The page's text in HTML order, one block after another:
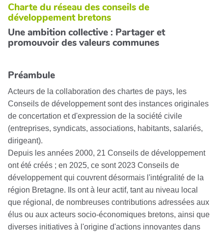
Charte du réseau des conseils de
développement bretons
Une ambition collective : Partager et
promouvoir des valeurs communes
Préambule
Acteurs de la collaboration des chartes de pays, les
Conseils de développement sont des instances originales
de concertation et d'expression de la société civile
(entreprises, syndicats, associations, habitants, salariés,
dirigeant).
Depuis les années 2000, 21 Conseils de développement
ont été créés ; en 2025, ce sont 2023 Conseils de
développement qui couvrent désormais l'intégralité de la
région Bretagne. Ils ont à leur actif, tant au niveau local
que régional, de nombreuses contributions adressées aux
élus ou aux acteurs socio-économiques bretons, ainsi que
diverses initiatives à l'origine d'actions innovantes dans